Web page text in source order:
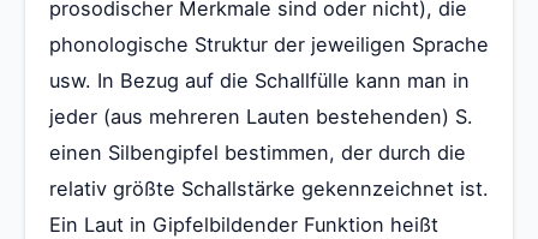
prosodischer Merkmale sind oder nicht), die
phonologische Struktur der jeweiligen Sprache
usw. In Bezug auf die Schallfülle kann man in
jeder (aus mehreren Lauten bestehenden) S.
einen Silbengipfel bestimmen, der durch die
relativ größte Schallstärke gekennzeichnet ist.
Ein Laut in Gipfelbildender Funktion heißt